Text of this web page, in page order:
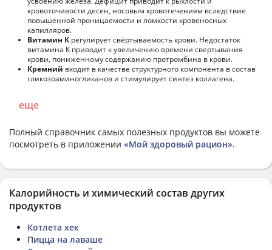
кровоточивости десен, носовым кровотечениям вследствие
повышенной проницаемости и ломкости кровеносных
капилляров.
Витамин К регулирует свёртываемость крови. Недостаток
витамина К приводит к увеличению времени свертывания
крови, пониженному содержанию протромбина в крови.
Кремний входит в качестве структурного компонента в состав
гликозоаминогликанов и стимулирует синтез коллагена.
еще
Полный справочник самых полезных продуктов вы можете
посмотреть в приложении «Мой здоровый рацион».
Калорийность и химический состав других
продуктов
Котлета хек
Пицца на лаваше